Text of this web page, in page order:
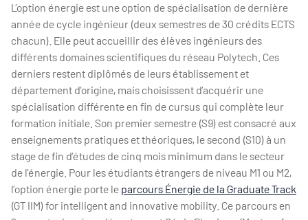
L’option énergie est une option de spécialisation de dernière
année de cycle ingénieur (deux semestres de 30 crédits ECTS
chacun). Elle peut accueillir des élèves ingénieurs des
différents domaines scientifiques du réseau Polytech. Ces
derniers restent diplômés de leurs établissement et
département d’origine, mais choisissent d’acquérir une
spécialisation différente en fin de cursus qui complète leur
formation initiale. Son premier semestre (S9) est consacré aux
enseignements pratiques et théoriques, le second (S10) à un
stage de fin d’études de cinq mois minimum dans le secteur
de l’énergie. Pour les étudiants étrangers de niveau M1 ou M2,
l’option énergie porte le parcours Énergie de la Graduate Track
(GT IIM) for intelligent and innovative mobility. Ce parcours en